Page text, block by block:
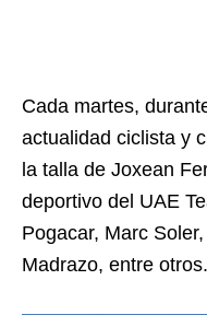
Cada martes,
actualidad ciclista y
la talla de Joxean
deportivo del UAE
Pogacar, Marc
Madrazo, entre otros.